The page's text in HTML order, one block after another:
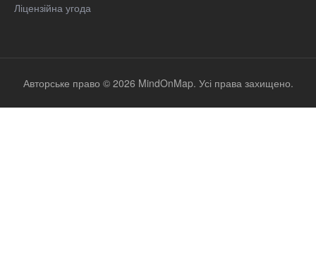
Ліцензійна угода
Авторське право © 2026 MindOnMap. Усі права захищено.